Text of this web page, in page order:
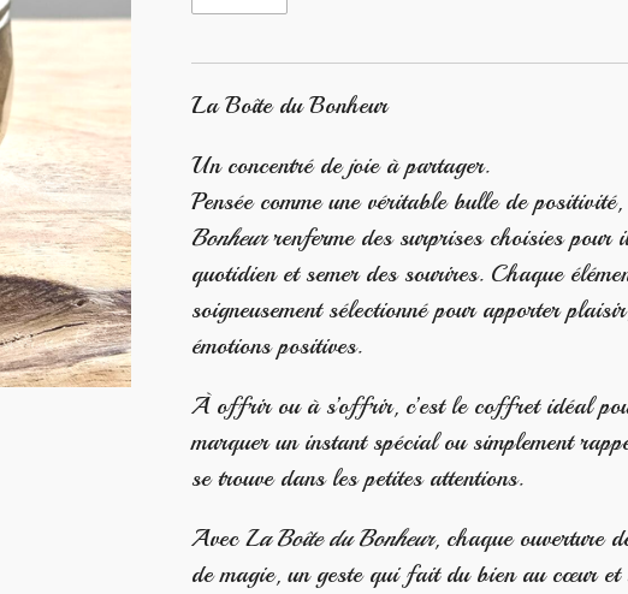
La Boîte du Bonheur
Un concentré de joie à partager.
Pensée comme une véritable bulle de positivité,
Bonheurrenferme des surprises choisies pour
quotidien et semer des sourires. Chaque
soigneusement sélectionné pour apporter
émotions positives.
À offrir ou à s’offrir, c’est le coffret idéal
marquer un instant spécial ou simplement
se trouve dans les petites attentions.
Avec La Boîte du Bonheur, chaque ouverture
de magie, un geste qui fait du bien au cœur